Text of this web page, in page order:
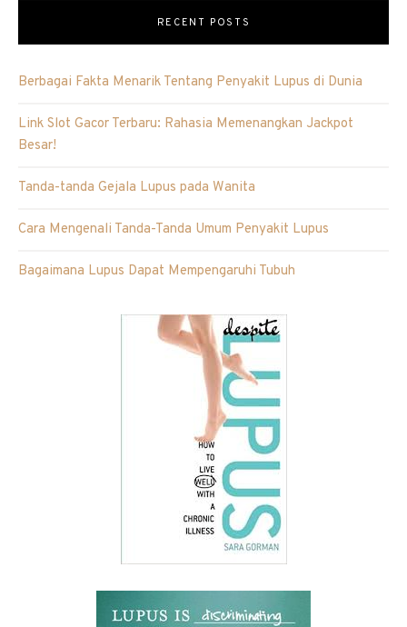
RECENT POSTS
Berbagai Fakta Menarik Tentang Penyakit Lupus di Dunia
Link Slot Gacor Terbaru: Rahasia Memenangkan Jackpot
Besar!
Tanda-tanda Gejala Lupus pada Wanita
Cara Mengenali Tanda-Tanda Umum Penyakit Lupus
Bagaimana Lupus Dapat Mempengaruhi Tubuh